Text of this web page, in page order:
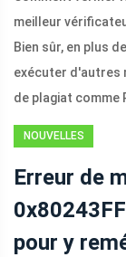
meilleur
Bien sûr, en plus
exécuter d'autres
de plagiat comme
NOUVELLES
Erreur de
pour y